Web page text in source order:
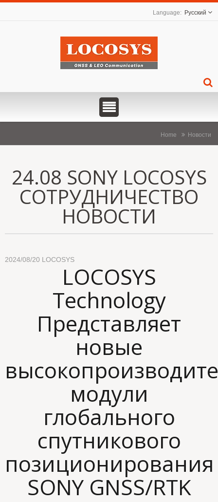
Русский
Home Новости
24.08 SONY LOCOSYS
СОТРУДНИЧЕСТВО
НОВОСТИ
2024/08/20 LOCOSYS
LOCOSYS
Technology
Представляет
новые
модули
глобального
спутникового
позиционирования
SONY GNSS/RTK